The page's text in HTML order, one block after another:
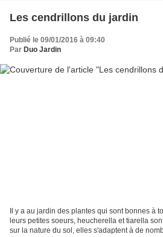
Les cendrillons du jardin
Publié le 09/01/2016 à 09:40
Par Duo Jardin
Il y a au jardin des plantes qui sont bonnes à
leurs petites soeurs, heucherella et tiarella
sur la nature du sol, elles s'adaptent à de